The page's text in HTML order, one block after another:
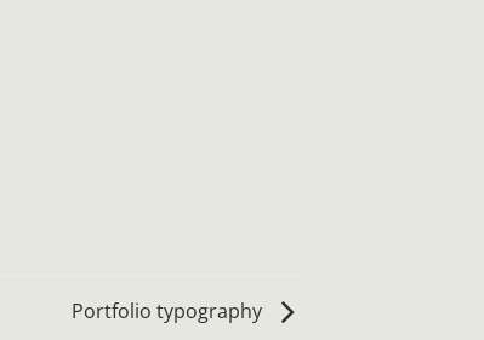
Portfolio typography